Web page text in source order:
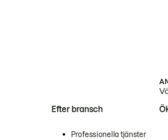
Efter bransch
Professionella tjänster